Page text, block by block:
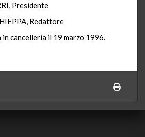
Presidente
Redattore
cancelleria il 19 marzo 1996.